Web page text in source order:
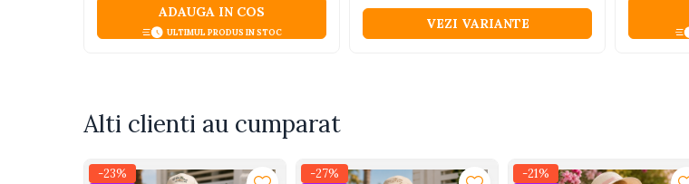
ADAUGA IN COS
ULTIMUL PRODUS IN STOC VEZI VARIANTE
Alti clienti au cumparat
-23%
-27%
-21%